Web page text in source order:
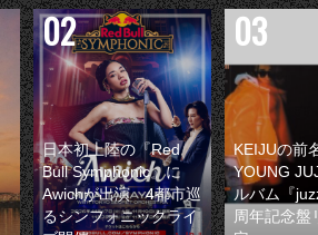
日本初上陸の『Red
Bull Symphonic』に
Awichが出演 4都市巡
るシンフォニックライ
KEIJUの前
YOUNG
ルバム『
周年記念盤